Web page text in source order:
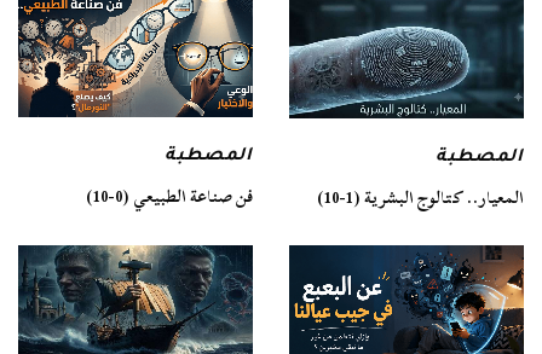
المصطبة
المعيار.. كتالوج البشرية (1-10)
المصطبة
فن صناعة الطبيعي (0-10)